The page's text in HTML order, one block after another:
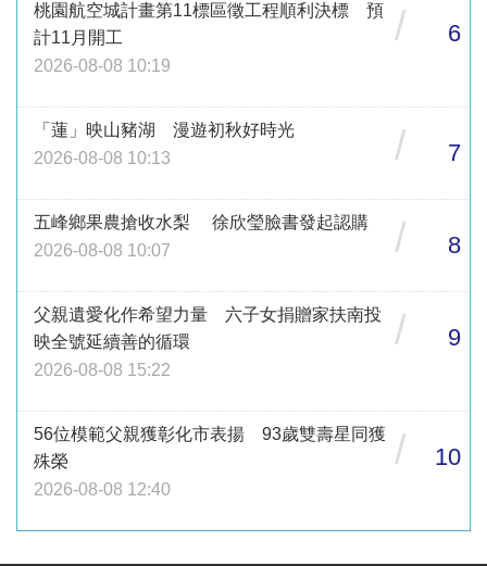
桃園航空城計畫第11標區徵工程順利決標 預
計11月開工
2026-08-08 10:19
/ 6
「蓮」映山豬湖 漫遊初秋好時光
2026-08-08 10:13
/ 7
五峰鄉果農搶收水梨 徐欣瑩臉書發起認購
2026-08-08 10:07
/ 8
父親遺愛化作希望力量 六子女捐贈家扶南投
映全號延續善的循環
2026-08-08 15:22
/ 9
56位模範父親獲彰化市表揚 93歲雙壽星同獲
殊榮
2026-08-08 12:40
/ 10